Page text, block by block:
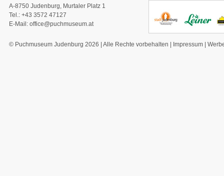
A-8750 Judenburg, Murtaler Platz 1
Tel.: +43 3572 47127
E-Mail: office@puchmuseum.at
© Puchmuseum Judenburg 2026 | Alle Rechte vorbehalten | Impressum